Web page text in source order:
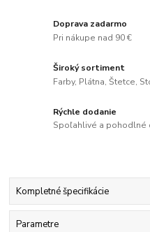
Doprava zadarmo
Pri nákupe nad 90 €
Široký sortiment
Farby, Plátna, Štetce,
Rýchle dodanie
Spoľahlivé a pohodlné
Kompletné špecifikácie
Parametre